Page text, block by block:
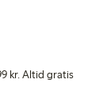
kr. Altid gratis